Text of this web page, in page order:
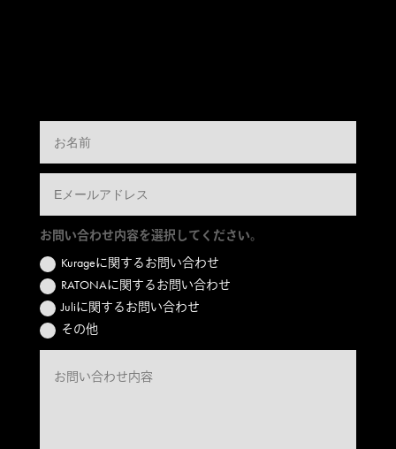
お問い合わせ内容を選択してください。
Kurageに関するお問い合わせ
RATONAに関するお問い合わせ
Juliに関するお問い合わせ
その他